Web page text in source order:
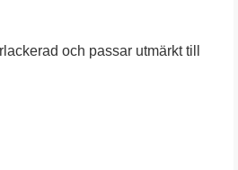
och passar utmärkt till